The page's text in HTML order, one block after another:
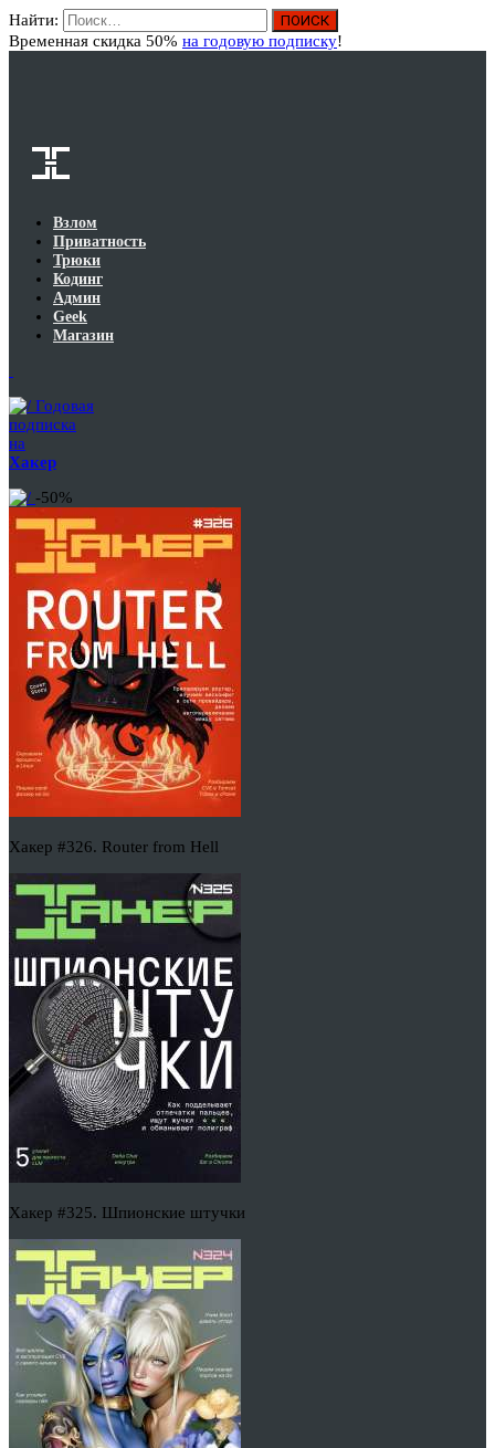
Найти:
Временная скидка 50% на годовую подписку!
Взлом
Приватность
Трюки
Кодинг
Админ
Geek
Магазин
Годовая
подписка
на
Хакер
-50%
Хакер #326. Router from Hell
Хакер #325. Шпионские штучки